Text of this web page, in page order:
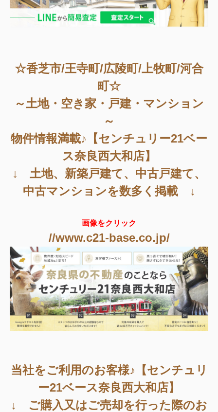
☆香芝市/王寺町/広陵町/上牧町/河合
町☆
～土地・空き家・戸建・マンション
～
物件情報満載♪【センチュリー21ベー
ス奈良西大和店】
↓ 土地、新築戸建て、中古戸建て、
中古マンションを数多く掲載 ↓
画像をクリック
//www.c21-base.co.jp/
当社をご利用のお客様♪【センチュリ
ー21ベース奈良西大和店】
↓ ご購入又はご売却を行った際のお